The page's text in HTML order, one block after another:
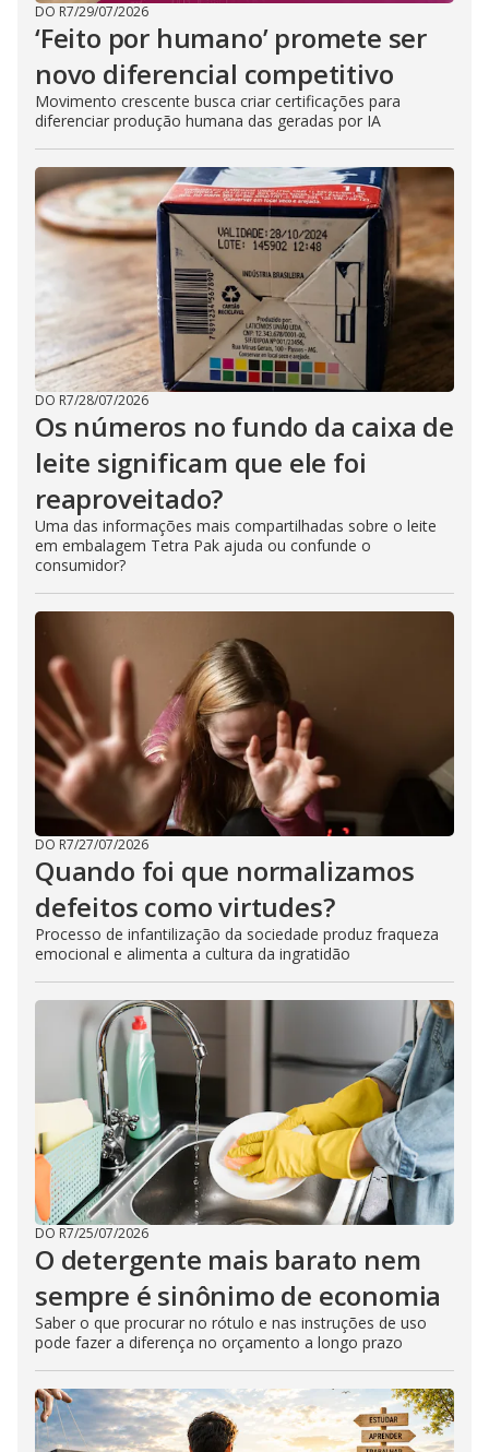
DO R7/29/07/2026
‘Feito por humano’ promete ser
novo diferencial competitivo
Movimento crescente busca criar certificações para
diferenciar produção humana das geradas por IA
DO R7/28/07/2026
Os números no fundo da caixa de
leite significam que ele foi
reaproveitado?
Uma das informações mais compartilhadas sobre o leite
em embalagem Tetra Pak ajuda ou confunde o
consumidor?
DO R7/27/07/2026
Quando foi que normalizamos
defeitos como virtudes?
Processo de infantilização da sociedade produz fraqueza
emocional e alimenta a cultura da ingratidão
DO R7/25/07/2026
O detergente mais barato nem
sempre é sinônimo de economia
Saber o que procurar no rótulo e nas instruções de uso
pode fazer a diferença no orçamento a longo prazo